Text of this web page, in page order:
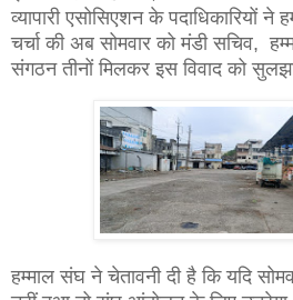
व्यापारी एसोसिएशन के पदाधिकारियों
चर्चा की अब सोमवार को मंडी सचिव,
संगठन तीनों मिलकर इस विवाद को
हम्माल संघ ने चेतावनी दी है कि यदि